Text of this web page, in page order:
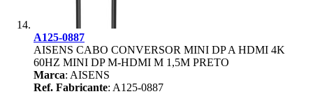
A125-0887
AISENS CABO CONVERSOR MINI DP A HDMI 4K
60HZ MINI DP M-HDMI M 1,5M PRETO
Marca: AISENS
Ref. Fabricante: A125-0887